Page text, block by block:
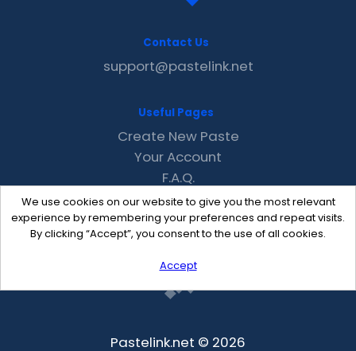
We use cookies on our website to give you the most relevant
experience by remembering your preferences and repeat visits.
By clicking “Accept”, you consent to the use of all cookies.
Accept
Contact Us
support@pastelink.net
Useful Pages
Create New Paste
Your Account
F.A.Q.
Recent
Contact
Pastelink.net © 2026